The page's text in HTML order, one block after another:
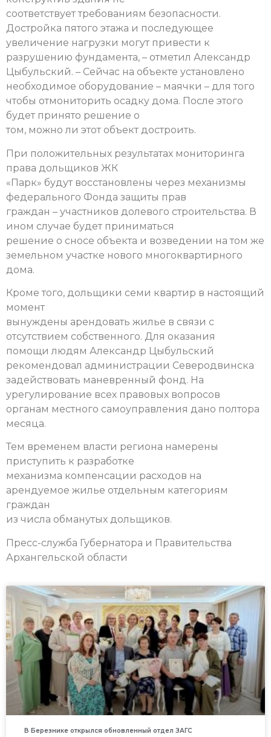
соответствует требованиям безопасности.
Достройка пятого этажа и последующее
увеличение нагрузки могут привести к
разрушению фундамента, – отметил Александр
Цыбульский. – Сейчас на объекте установлено
необходимое оборудование – маячки – для того
чтобы отмониторить осадку дома. После этого
будет принято решение о
том, можно ли этот объект достроить.
При положительных результатах мониторинга
права дольщиков ЖК
«Парк» будут восстановлены через механизмы
федерального Фонда защиты прав
граждан – участников долевого строительства. В
ином случае будет приниматься
решение о сносе объекта и возведении на том же
земельном участке нового многоквартирного
дома.
Кроме того, дольщики семи квартир в настоящий
момент
вынуждены арендовать жилье в связи с
отсутствием собственного. Для оказания
помощи людям Александр Цыбульский
рекомендовал администрации Северодвинска
задействовать маневренный фонд. На
урегулирование всех правовых вопросов
органам местного самоуправления дано полтора
месяца.
Тем временем власти региона намерены
приступить к разработке
механизма компенсации расходов на
арендуемое жилье отдельным категориям
граждан
из числа обманутых дольщиков.
Пресс-служба Губернатора и Правительства
Архангельской области
В Березнике открылся обновленный отдел ЗАГС